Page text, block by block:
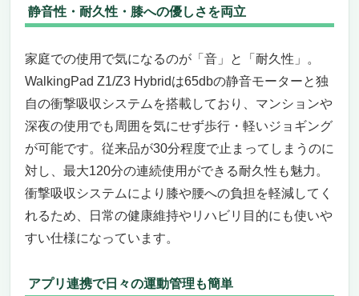
静音性・耐久性・膝への優しさを両立
家庭での使用で気になるのが「音」と「耐久性」。
WalkingPad Z1/Z3 Hybridは65dbの静音モーターと独
自の衝撃吸収システムを搭載しており、マンションや
深夜の使用でも周囲を気にせず歩行・軽いジョギング
が可能です。従来品が30分程度で止まってしまうのに
対し、最大120分の連続使用ができる耐久性も魅力。
衝撃吸収システムにより膝や腰への負担を軽減してく
れるため、日常の健康維持やリハビリ目的にも使いや
すい仕様になっています。
アプリ連携で日々の運動管理も簡単